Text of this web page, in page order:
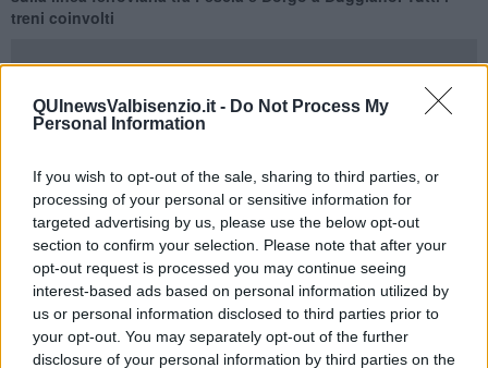
QUInewsValbisenzio.it - Do Not Process My
Personal Information
If you wish to opt-out of the sale, sharing to third parties, or
processing of your personal or sensitive information for
targeted advertising by us, please use the below opt-out
section to confirm your selection. Please note that after your
opt-out request is processed you may continue seeing
interest-based ads based on personal information utilized by
us or personal information disclosed to third parties prior to
your opt-out. You may separately opt-out of the further
disclosure of your personal information by third parties on the
treni coinvolti
Viareggio. Colpa, spiega Trenitalia, di un guasto che si è registrato
in Valdinievole, tra Pescia e Borgo a Buggiano. I primi disagi si sono
avuti poco prima delle 15 e si sono protratti per oltre un'ora prima
che il traffico cominciasse a regolarizzarsi.
I ritardi accumulati dai treni hanno raggiunto i 55 minuti.